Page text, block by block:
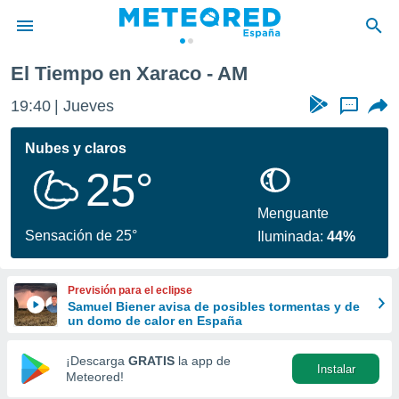
de
por
se
calidad.
a este
las
y
forma
digital
basada
El Tiempo en Xaraco - AM
19:40 Jueves ...
Nubes y claros
25°
Sensación de 25°
Menguante
Iluminada:44%
Previsión para el eclipse
Samuel Biener avisa de posibles tormentas y de
un domo de calor en España
¡Descarga GRATIS la app de
Meteored!
Instalar